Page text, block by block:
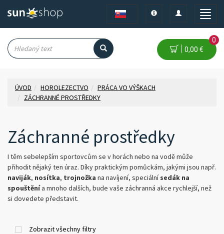
Toggle
Toggle
navigation
Toggle
0,00 €
0
ÚVOD HOROLEZECTVO
PRÁCA VO VÝŠKACH
ZÁCHRANNÉ PROSTŘEDKY
Záchranné prostředky
I těm sebelepším sportovcům se v horách nebo na vodě může
přihodit nějaký ten úraz. Díky praktickým pomůckám, jakými jsou např.
naviják, nosítka, trojnožka na navíjení, speciálnísedák na
spouštěnía mnoho dalších, bude vaše záchranná akce rychlejší, než
si dovedete představit.
Zobrazit všechny filtry